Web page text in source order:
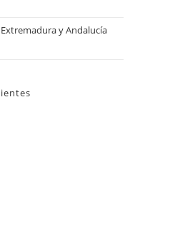
y Andalucía